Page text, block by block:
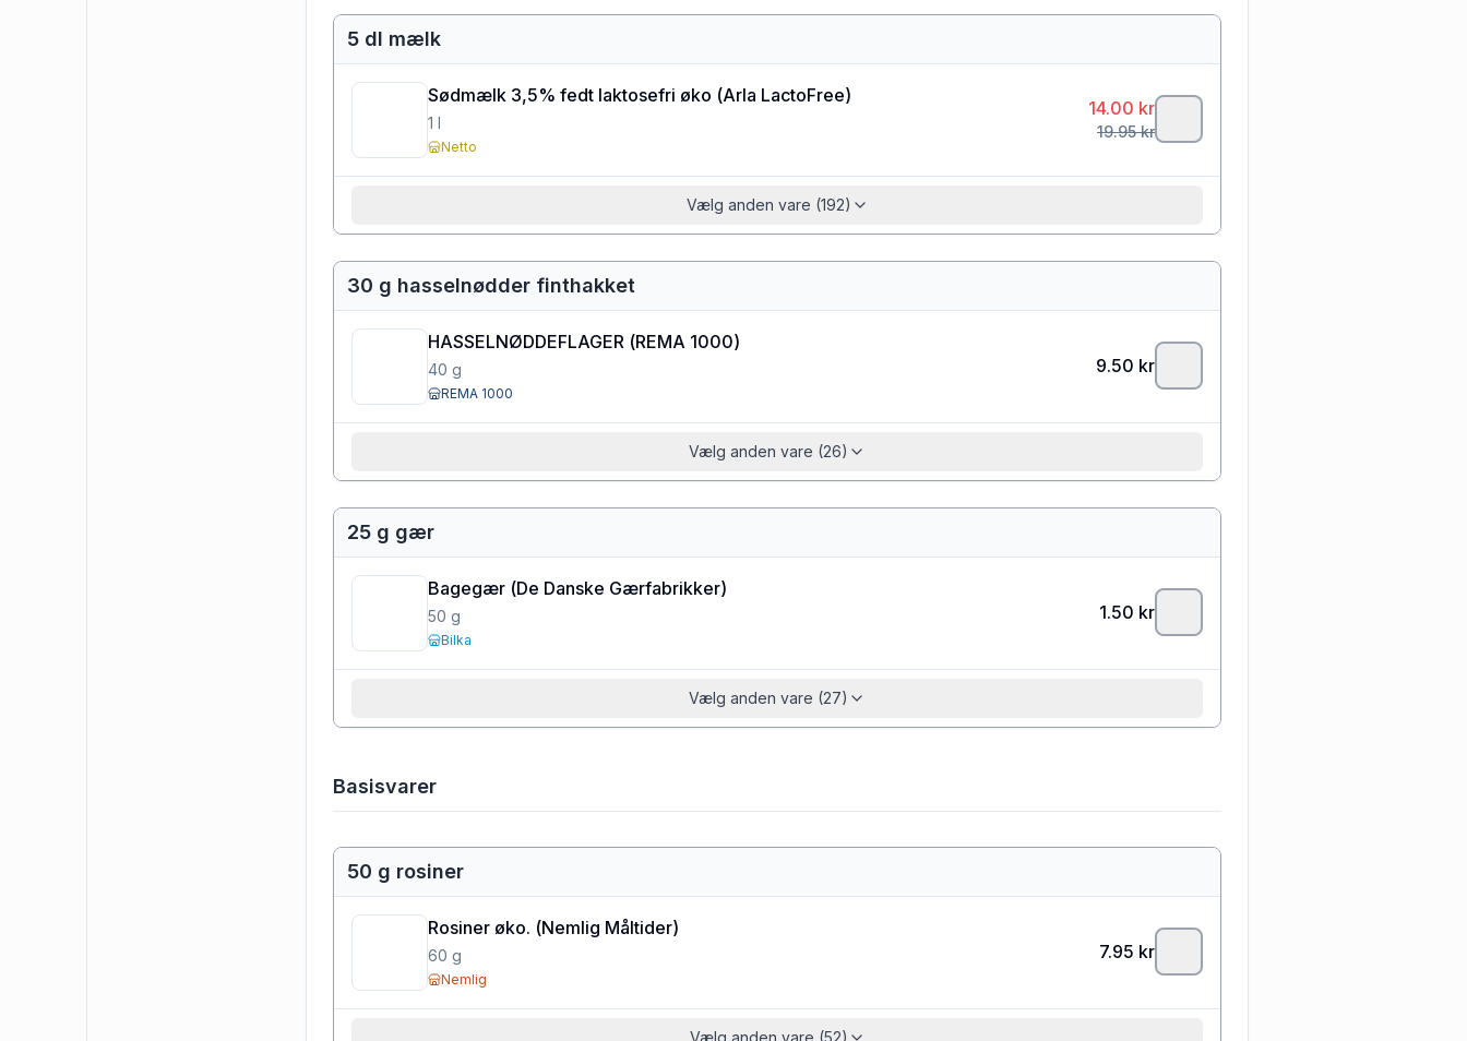
5 dl mælk
Sødmælk 3,5% fedt laktosefri øko (Arla LactoFree)
1 l
Netto
14.00 kr
19.95kr
Vælg anden vare (192)
30 g hasselnødder finthakket
HASSELNØDDEFLAGER (REMA 1000)
40 g
REMA 1000
9.50 kr
Vælg anden vare (26)
25 g gær
Bagegær (De Danske Gærfabrikker)
50 g
Bilka
1.50 kr
Vælg anden vare (27)
Basisvarer
50 g rosiner
Rosiner øko. (Nemlig Måltider)
60 g
Nemlig
7.95 kr
Vælg anden vare (52)